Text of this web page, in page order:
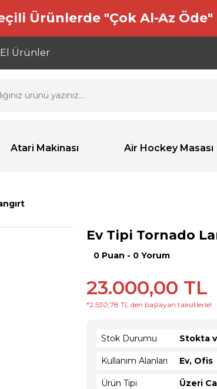
Ürünlerde "Çok Al-Az Öde"
Ürünler
Atari Makinası Air Hockey Masası
Ev Tipi Tornado
0 Puan - 0 Yorum
23.000,00 TL
*2.530,78 TL den başlayan taksitlerle!
Stok Durumu Stokta
Kullanım Alanları Ev, Ofis
Ürün Tipi Üzeri